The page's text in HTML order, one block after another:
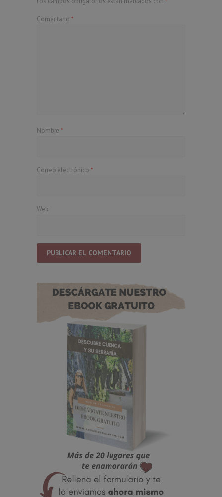
Comentario *
Nombre *
Correo electrónico *
Web